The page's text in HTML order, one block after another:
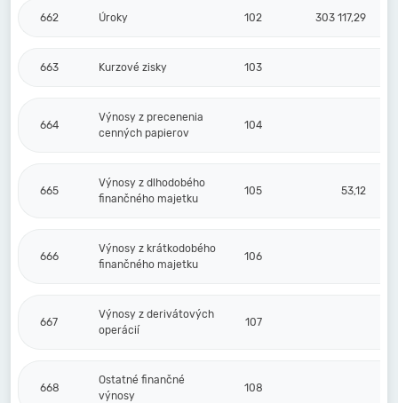
662 Úroky 102 303 117,29
663 Kurzové zisky 103
664
Výnosy z precenenia
cenných papierov
104
665
Výnosy z dlhodobého
finančného majetku
105 53,12
666
Výnosy z krátkodobého
finančného majetku
106
667
Výnosy z derivátových
operácií
107
668
Ostatné finančné
výnosy
108